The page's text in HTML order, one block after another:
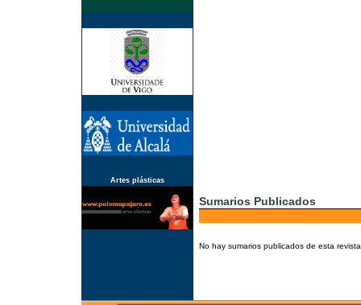
Artes plásticas
Sumarios Publicados
No hay sumarios publicados de esta revista